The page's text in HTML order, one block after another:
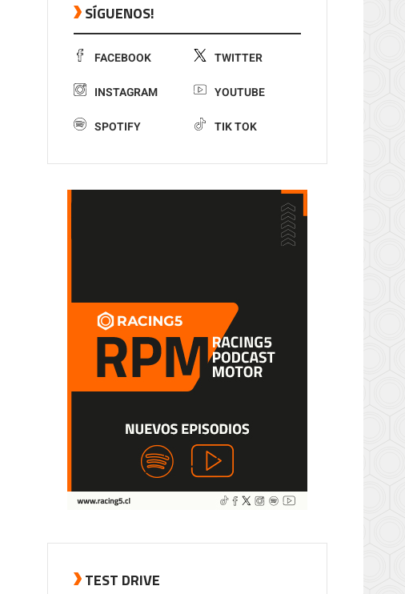
SÍGUENOS!
FACEBOOK TWITTER
INSTAGRAM YOUTUBE
SPOTIFY TIK TOK
TEST DRIVE